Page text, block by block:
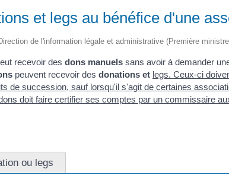
et legs au bénéfice d'une
de l'information légale et administrative (Première
recevoir des dons manuels sans avoir à demander
peuvent recevoir des donations et legs. Ceux-ci
de succession, sauf lorsqu'il s'agit de certaines
doit faire certifier ses comptes par un commissaire
ou legs